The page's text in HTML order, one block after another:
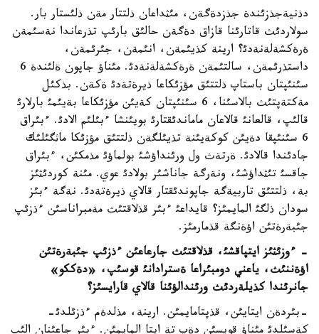
دذنيةجذزئندة جذزدةگةن، مئثداعان ذلتتار مةن ذلئستار بار.
سولاردئث قاتارئنا قازاق دةگةن حالئق بارئپ تذرعاندا نةسئمةن
ةرةكشةلةنةدئ؟ ارينة كذيئمةن، انئمةن، جئرئمةن،
داستذرئمةن، سالتئمةن ةرةكشةلةنةدئ. مئناؤ جاپون ةلئندة 6
سئنئپتان باستاپ ذلتتئق مؤزئكاعا ذيرةتةدئ ةكةن. بذكئل
مةكتةپتئث بالاسئنا، 6 سئنئپتان كةيئن مؤزئكاعا بةيئمئ بارلارئ
قالئپ، قالعانئ قالاعان ماماندئقتارئ بويئنشا ءبئلئم الادئ. ءبئراق
6 سئنئپقا دةيئن كوكةيئنة تذيئلگةن ذلتتئق مؤزئكا ماثگئلئك
جادئندا قالادئ. ةرتةث ول ورئنداؤشئ بولماؤئ مذمكئن، ءبئراق
جاقسئ تئثداؤشئ، ونةرگة جاناشئر بولادئ عوي. مئنة كوردئثئز
بة، ذلتتئق تاربيةگة جاپوندئقتار قالاي ذيرةتةدئ. نةگة ءبئز
سودان ذلگئ المايمئز؟ قايداعئ ءبئر قذلاقتئث مةمبراناسئن ءذزئپ
جئبةرةتئن اؤةنگة قذمارمئز.
- ءوزئثئز ايتپاقشئ، قذلاقتئث جارعاعئن ءذزئپ جئبةرةتئن
اؤةننئث، ياعني دومبئراعا ةسترادانئ قوسئپ، «دةككو»
جانرئندا كذيلةردئث ورئندالؤئنا قالاي قارايسئز؟
-بئردةن ايتايئن، قذپتامايمئن. ارينة، مذلدةم ءذزئلدئ-